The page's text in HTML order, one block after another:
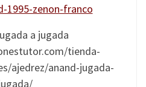
1995-zenon-franco